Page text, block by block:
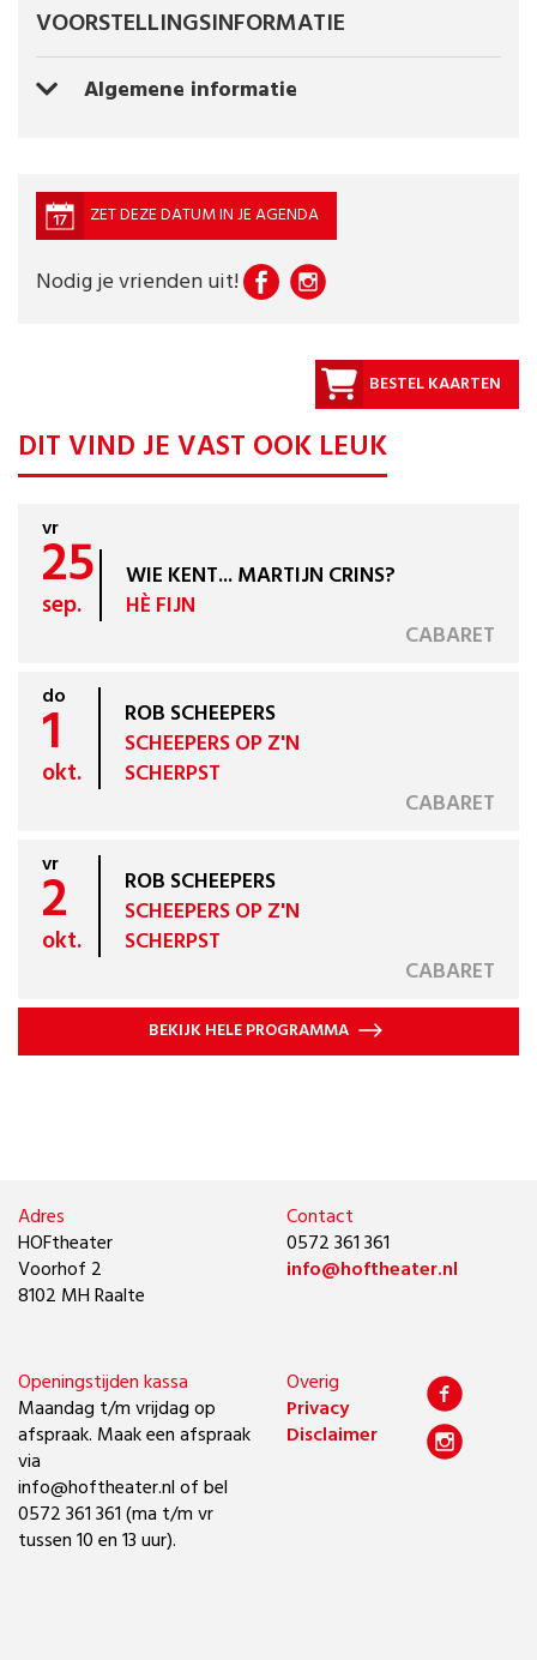
VOORSTELLINGSINFORMATIE
Algemene informatie
ZET DEZE DATUM IN JE AGENDA
Nodig je vrienden uit!
BESTEL KAARTEN
DIT VIND JE VAST OOK LEUK
vr
25
sep.
WIE KENT... MARTIJN CRINS?
HÈ FIJN
CABARET
do
1
okt.
ROB SCHEEPERS
SCHEEPERS OP Z'N
SCHERPST
CABARET
vr
2
okt.
ROB SCHEEPERS
SCHEEPERS OP Z'N
SCHERPST
CABARET
BEKIJK HELE PROGRAMMA
Adres
HOFtheater
Voorhof 2
8102 MH Raalte
Contact
0572 361 361
info@hoftheater.nl
Openingstijden kassa
Maandag t/m vrijdag op
afspraak. Maak een afspraak
via
info@hoftheater.nl of bel
0572 361 361 (ma t/m vr
tussen 10 en 13 uur).
Overig
Privacy
Disclaimer